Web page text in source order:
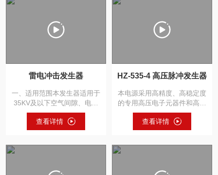
雷电冲击发生器
一、适用范围本发生器适用于
35KV及以下空气间隙、电抗
器开关、绝缘子串、套管、
电...
查看详情
HZ-535-4 高压脉冲发生器
本电源采用高精度、高稳定度
的专用高压电子元器件和高频
高压技术，使其整机结构简
单，...
查看详情